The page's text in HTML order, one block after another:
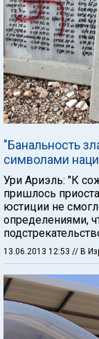
"Банальность
символами
Ури Ариэль: "К
пришлось
юстиции не
определениями,
13.06.2013 12:53 // В